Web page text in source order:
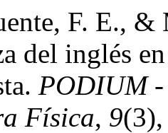
F. E.,
del inglés
PODIUM -
Física, 9(3),